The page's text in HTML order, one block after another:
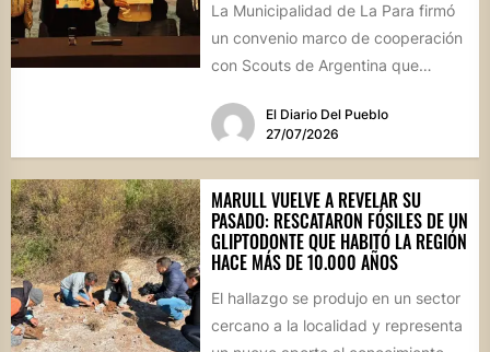
La Municipalidad de La Para firmó
un convenio marco de cooperación
con Scouts de Argentina que
educativas,...El Diario Del Pueblo
27/07/2026
MARULL VUELVE A REVELAR SU
PASADO: RESCATARON FÓSILES DE UN
GLIPTODONTE QUE HABITÓ LA REGIÓN
HACE MÁS DE 10.000 AÑOS
El hallazgo se produjo en un sector
cercano a la localidad y representa